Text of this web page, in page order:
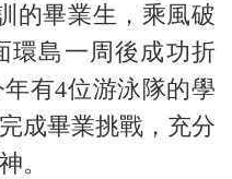
的畢業生，乘風破
環島一周後成功折
有4位游泳隊的學
成畢業挑戰，充分
。